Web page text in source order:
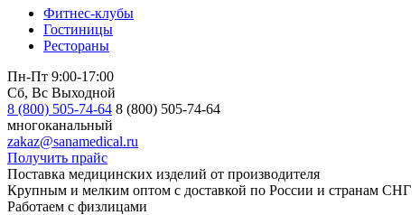
Фитнес-клубы
Гостиницы
Рестораны
Пн-Пт 9:00-17:00
Сб, Вс Выходной
8 (800) 505-74-64 8 (800) 505-74-64
многоканальный
zakaz@sanamedical.ru
Получить прайс
Поставка медицинских изделий от производителя
Крупным и мелким оптом с доставкой по России и странам СНГ
Работаем с физлицами